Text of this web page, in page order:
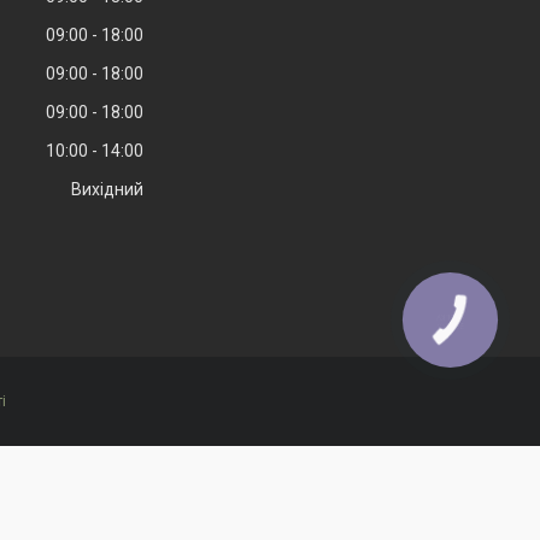
09:00
18:00
09:00
18:00
09:00
18:00
10:00
14:00
Вихідний
КНОПКА
ЗВ'ЯЗКУ